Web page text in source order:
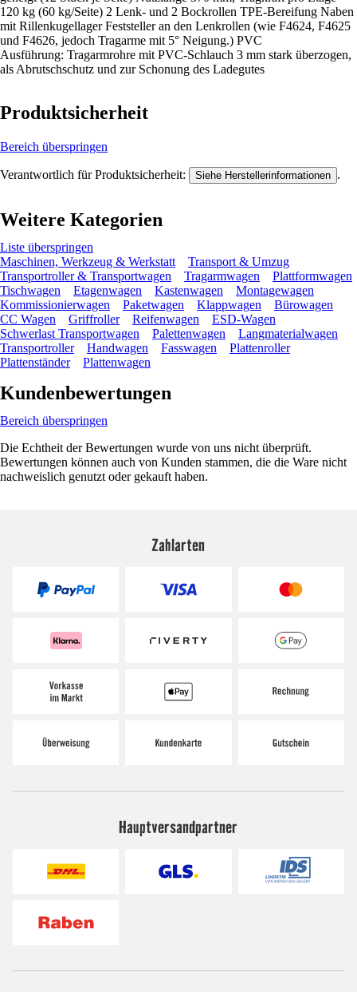
120 kg (60 kg/Seite) 2 Lenk- und 2 Bockrollen TPE-Bereifung Naben
mit Rillenkugellager Feststeller an den Lenkrollen (wie F4624, F4625
und F4626, jedoch Tragarme mit 5° Neigung.) PVC
Ausführung: Tragarmrohre mit PVC-Schlauch 3 mm stark überzogen,
als Abrutschschutz und zur Schonung des Ladegutes
Produktsicherheit
Bereich überspringen
Verantwortlich für Produktsicherheit: Siehe Herstellerinformationen .
Weitere Kategorien
Liste überspringen
Maschinen, Werkzeug & Werkstatt
Transport & Umzug
Transportroller & Transportwagen
Tragarmwagen
Plattformwagen
Tischwagen
Etagenwagen Kastenwagen
Montagewagen
Kommissionierwagen
Paketwagen Klappwagen
Bürowagen
CC Wagen
Griffroller Reifenwagen
ESD-Wagen
Schwerlast Transportwagen
Palettenwagen
Langmaterialwagen
Transportroller
Handwagen Fasswagen
Plattenroller
Plattenständer
Plattenwagen
Kundenbewertungen
Bereich überspringen
Die Echtheit der Bewertungen wurde von uns nicht überprüft.
Bewertungen können auch von Kunden stammen, die die Ware nicht
nachweislich genutzt oder gekauft haben.
Zahlarten
Hauptversandpartner